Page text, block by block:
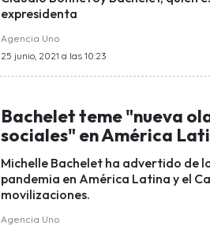
expresidenta
Agencia Uno
25 junio, 2021 a las 10:23
Bachelet teme "nueva
sociales" en América
Michelle Bachelet ha advertido de
pandemia en América Latina y el
movilizaciones.
Agencia Uno